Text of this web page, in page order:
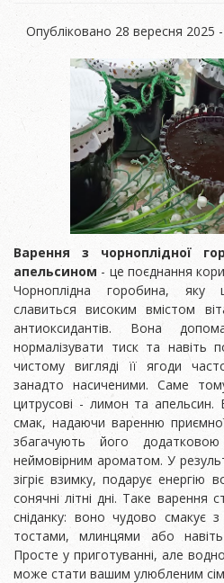
Опубліковано 28 вересня 2025
Варення з чорноплідної
апельсином - це поєднання
Чорноплідна горобина, яку
славиться високим вмістом
антиоксидантів. Вона
нормалізувати тиск та навіть
чистому вигляді її ягоди
занадто насиченими. Саме
цитрусові - лимон та
смак, надаючи варенню
збагачують його
неймовірним ароматом. У
зігріє взимку, подарує енергію
сонячні літні дні. Таке
сніданку: воно чудово смакує
тостами, млинцями або
Просте у приготуванні, але
може стати вашим улюбленим